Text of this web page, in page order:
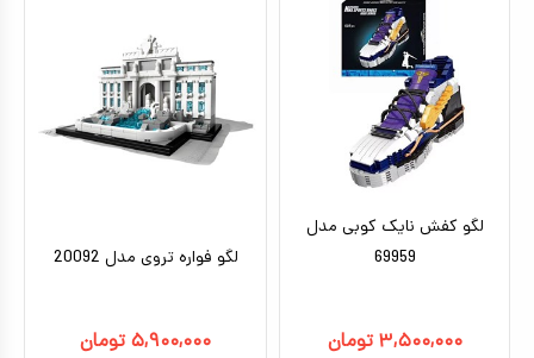
لگو کفش نایک کوبی مدل
69959
۳,۵۰۰,۰۰۰ تومان
لگو فواره تروی مدل 20092
۵,۹۰۰,۰۰۰ تومان